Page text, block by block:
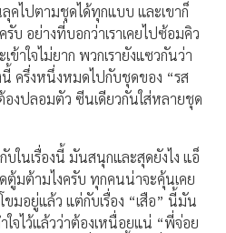
คไปตามชุดได้ทุกแบบ และเขาก็
บ อย่างที่บอกว่าเราเคยไปซ้อมคิว
าใจไม่ยาก พวกเรายังแซวกันว่า
นี้ ครึ่งหนึ่งหมดไปกับชุดของ “รส
องปลอมตัว ซีนเดียวกันใส่หลายชุด
ในเรื่องนี้ มันสนุกและสุดยังไง แอ็
ตู้มต้ามไงครับ ทุกคนน่าจะคุ้นเคย
มอยู่แล้ว แต่กับเรื่อง “เสือ” นี้มัน
ใจไว้แล้วว่าต้องเหนื่อยแน่ “พี่จ่อย